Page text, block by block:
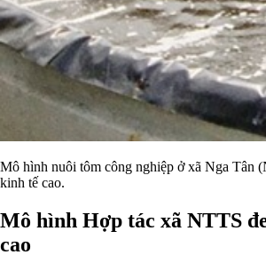
Mô hình nuôi tôm công nghiệp ở xã Nga Tân
kinh tế cao.
Mô hình Hợp tác xã NTTS
cao